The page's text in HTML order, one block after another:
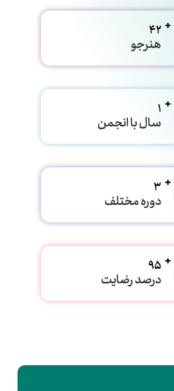
42
هنرجو
1
سال با انجمن
3
دوره مختلف
95
درصد رضایت